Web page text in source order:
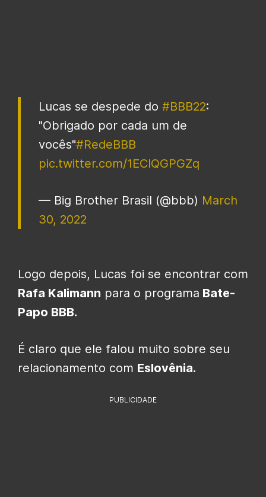
Lucas se despede do #BBB22:
"Obrigado por cada um de
vocês"#RedeBBB
pic.twitter.com/1ECIQGPGZq
— Big Brother Brasil (@bbb) March
30, 2022
Logo depois, Lucas foi se encontrar com
Rafa Kalimann para o programa Bate-
Papo BBB.
É claro que ele falou muito sobre seu
relacionamento com Eslovênia.
PUBLICIDADE